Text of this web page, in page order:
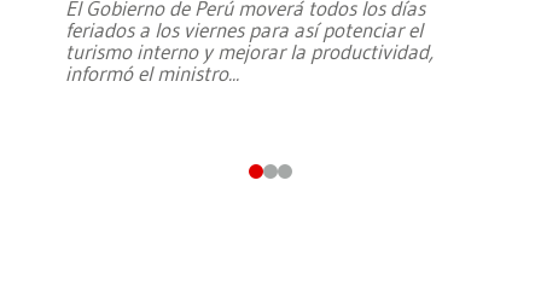
El Gobierno de Perú moverá todos los días
feriados a los viernes para así potenciar el
turismo interno y mejorar la productividad,
informó el ministro...